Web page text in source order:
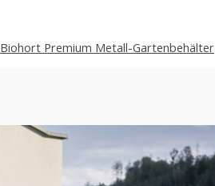
Biohort Premium Metall-Gartenbehälter